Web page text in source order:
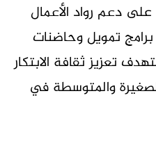
دعم رواد الأعمال
تمويل وحاضنات
تعزيز ثقافة الابتكار
والمتوسطة في